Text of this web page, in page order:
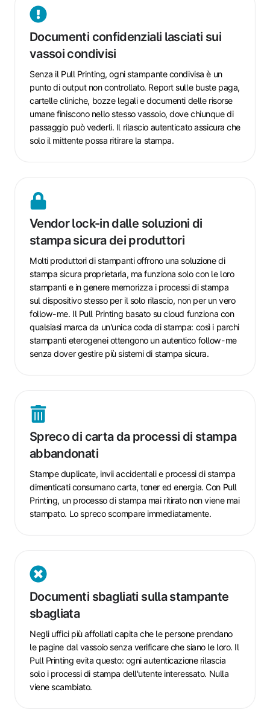
Documenti confidenziali lasciati sui
vassoi condivisi
Senza il Pull Printing, ogni stampante condivisa è un
punto di output non controllato. Report sulle buste paga,
cartelle cliniche, bozze legali e documenti delle risorse
umane finiscono nello stesso vassoio, dove chiunque di
passaggio può vederli. Il rilascio autenticato assicura che
solo il mittente possa ritirare la stampa.
Documenti
confidenziali
lasciati
sui
vassoi
condivisi
Vendor lock-in dalle soluzioni di
stampa sicura dei produttori
Molti produttori di stampanti offrono una soluzione di
stampa sicura proprietaria, ma funziona solo con le loro
stampanti e in genere memorizza i processi di stampa
sul dispositivo stesso per il solo rilascio, non per un vero
follow-me. Il Pull Printing basato su cloud funziona con
qualsiasi marca da un'unica coda di stampa: così i parchi
stampanti eterogenei ottengono un autentico follow-me
senza dover gestire più sistemi di stampa sicura.
Vendor
lock-
in
dalle
soluzioni
di
stampa
sicura
dei
produttori
Spreco di carta da processi di stampa
abbandonati
Stampe duplicate, invii accidentali e processi di stampa
dimenticati consumano carta, toner ed energia. Con Pull
Printing, un processo di stampa mai ritirato non viene mai
stampato. Lo spreco scompare immediatamente.
Spreco
di
carta
da
processi
di
stampa
abbandonati
Documenti sbagliati sulla stampante
sbagliata
Negli uffici più affollati capita che le persone prendano
le pagine dal vassoio senza verificare che siano le loro. Il
Pull Printing evita questo: ogni autenticazione rilascia
solo i processi di stampa dell'utente interessato. Nulla
viene scambiato.
Documenti
sbagliati
sulla
stampante
sbagliata